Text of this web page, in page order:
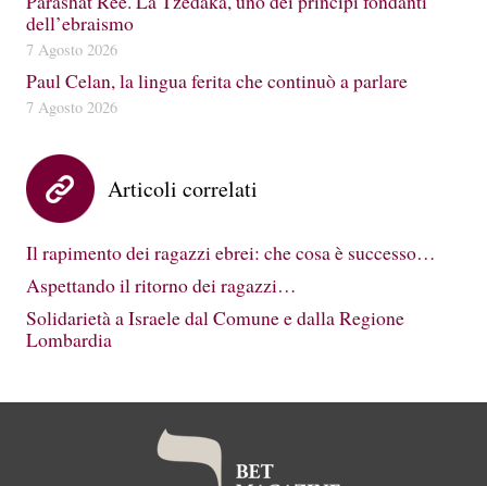
dell’ebraismo
7 Agosto 2026
Paul Celan, la lingua ferita che continuò a parlare
7 Agosto 2026
Articoli correlati
Il rapimento dei ragazzi ebrei: che cosa è successo…
Aspettando il ritorno dei ragazzi…
Solidarietà a Israele dal Comune e dalla Regione
Lombardia